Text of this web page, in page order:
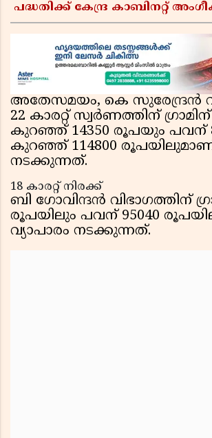
പദ്ധതിക്ക് കേന്ദ്ര കാബിനറ്റ്
അതേസമയം, കെ സുരേന്ദ്രന്‍
22 കാരറ്റ് സ്വര്‍ണത്തിന്
കുറഞ്ഞ് 14350 രൂപയും പവന്
കുറഞ്ഞ് 114800 രൂപയിലുമാണ്
നടക്കുന്നത്.
18 കാരറ്റ് നിരക്ക്
ബി ഗോവിന്ദന്‍ വിഭാഗത്തിന്
രൂപയിലും പവന് 95040
വ്യാപാരം നടക്കുന്നത്.